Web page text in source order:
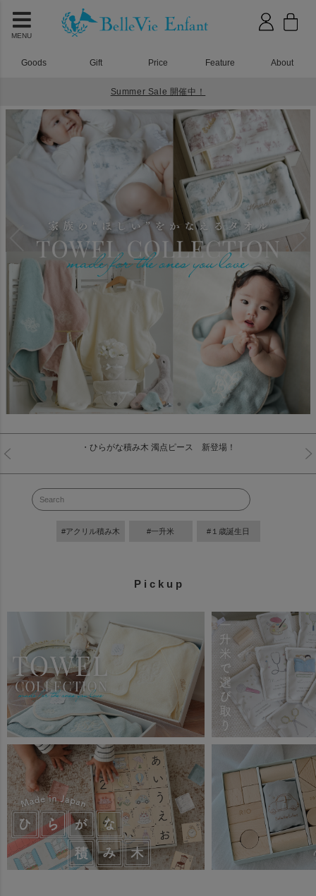
MENU
Goods Gift Price Feature About
Summer Sale 開催中！
・ひらがな積み木 濁点ピース 新登場！
#アクリル積み木 #一升米 #１歳誕生日
P i c k u p